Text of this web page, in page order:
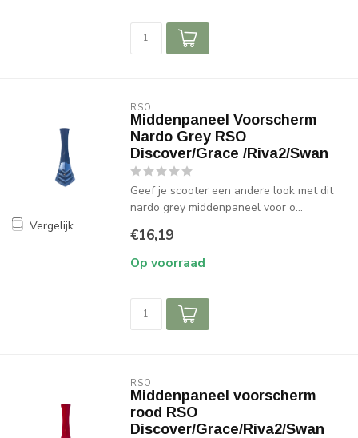
Vergelijk
RSO
Middenpaneel Voorscherm
Nardo Grey RSO
Discover/Grace /Riva2/Swan
Geef je scooter een andere look met dit
nardo grey middenpaneel voor o...
€16,19
Op voorraad
RSO
Middenpaneel voorscherm
rood RSO
Discover/Grace/Riva2/Swan